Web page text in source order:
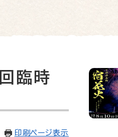
臨時
印刷ページ表示